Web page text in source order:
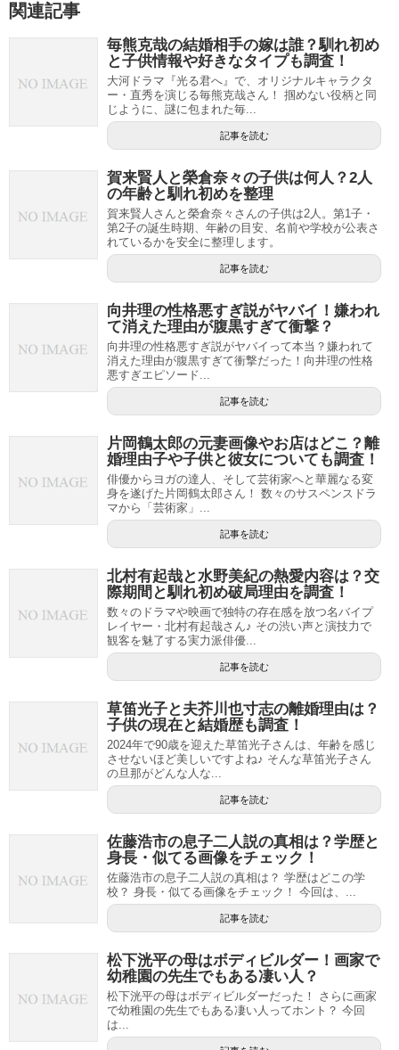
関連記事
毎熊克哉の結婚相手の嫁は誰？馴れ初め
と子供情報や好きなタイプも調査！
大河ドラマ『光る君へ』で、オリジナルキャラクタ
ー・直秀を演じる毎熊克哉さん！ 掴めない役柄と同
じように、謎に包まれた毎...
記事を読む
賀来賢人と榮倉奈々の子供は何人？2人
の年齢と馴れ初めを整理
賀来賢人さんと榮倉奈々さんの子供は2人。第1子・
第2子の誕生時期、年齢の目安、名前や学校が公表さ
れているかを安全に整理します。
記事を読む
向井理の性格悪すぎ説がヤバイ！嫌われ
て消えた理由が腹黒すぎて衝撃？
向井理の性格悪すぎ説がヤバイって本当？嫌われて
消えた理由が腹黒すぎて衝撃だった！向井理の性格
悪すぎエピソード...
記事を読む
片岡鶴太郎の元妻画像やお店はどこ？離
婚理由子や子供と彼女についても調査！
俳優からヨガの達人、そして芸術家へと華麗なる変
身を遂げた片岡鶴太郎さん！ 数々のサスペンスドラ
マから「芸術家」...
記事を読む
北村有起哉と水野美紀の熱愛内容は？交
際期間と馴れ初め破局理由を調査！
数々のドラマや映画で独特の存在感を放つ名バイプ
レイヤー・北村有起哉さん♪ その渋い声と演技力で
観客を魅了する実力派俳優...
記事を読む
草笛光子と夫芥川也寸志の離婚理由は？
子供の現在と結婚歴も調査！
2024年で90歳を迎えた草笛光子さんは、年齢を感じ
させないほど美しいですよね♪ そんな草笛光子さん
の旦那がどんな人な...
記事を読む
佐藤浩市の息子二人説の真相は？学歴と
身長・似てる画像をチェック！
佐藤浩市の息子二人説の真相は？ 学歴はどこの学
校？ 身長・似てる画像をチェック！ 今回は、...
記事を読む
松下洸平の母はボディビルダー！画家で
幼稚園の先生でもある凄い人？
松下洸平の母はボディビルダーだった！ さらに画家
で幼稚園の先生でもある凄い人ってホント？ 今回
は...